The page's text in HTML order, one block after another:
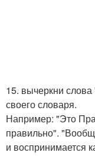
15. вычеркни
своего словаря.
Например: "Это
правильно".
и воспринимается